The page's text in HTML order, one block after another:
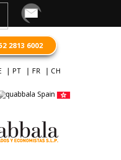
2813 6002
| PT | FR | CH